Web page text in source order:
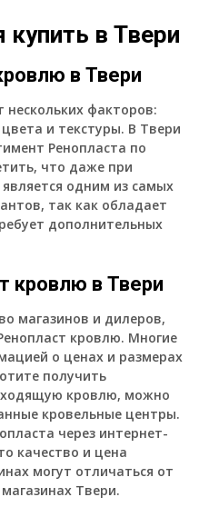
купить в Твери
в Твери
нескольких факторов:
и текстуры. В Твери
Ренопласта по
что даже при
одним из самых
так как обладает
дополнительных
кровлю в Твери
магазинов и дилеров,
кровлю. Многие
о ценах и размерах
получить
кровлю, можно
кровельные центры.
через интернет-
качество и цена
могут отличаться от
Твери.